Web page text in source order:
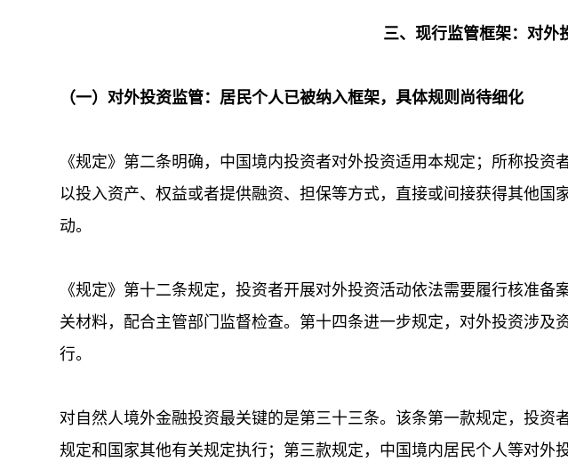
三、现行监管框架：对外
（一）对外投资监管：居民个人已被纳入框架，具体规则尚待细化
《规定》第二条明确，中国境内投资者对外投资适用本规定；所称投
以投入资产、权益或者提供融资、担保等方式，直接或间接获得其他
动。
《规定》第十二条规定，投资者开展对外投资活动依法需要履行核准
关材料，配合主管部门监督检查。第十四条进一步规定，对外投资涉
行。
对自然人境外金融投资最关键的是第三十三条。该条第一款规定，投
规定和国家其他有关规定执行；第三款规定，中国境内居民个人等对